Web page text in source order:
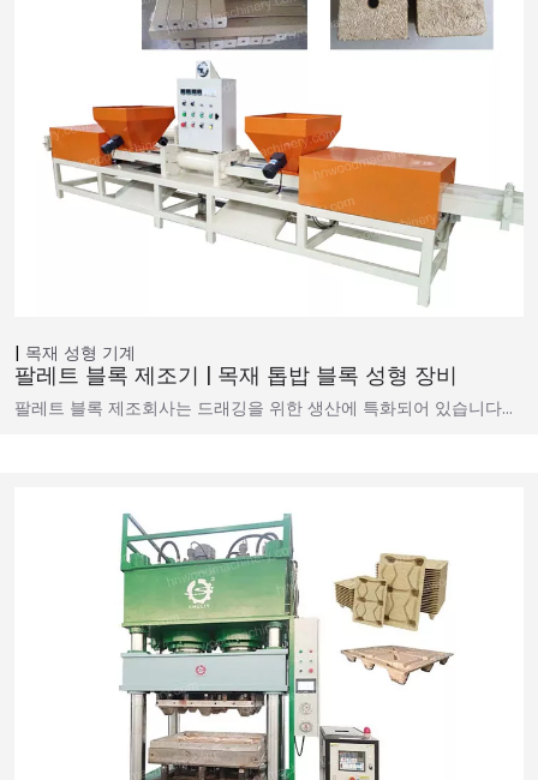
목재 성형 기계
팔레트 블록 제조기 | 목재 톱밥 블록 성형 장비
팔레트 블록 제조회사는 드래깅을 위한 생산에 특화되어 있습니다…